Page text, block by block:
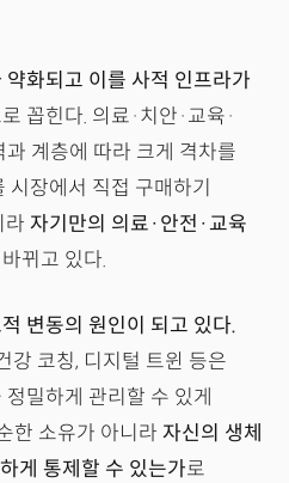
화되고 이를 사적 인프라가
꼽힌다. 의료·치안·교육·
계층에 따라 크게 격차를
장에서 직접 구매하기
라 자기만의 의료·안전·교육
뀌고 있다.
변동의 원인이 되고 있다.
강 코칭, 디지털 트윈 등은
밀하게 관리할 수 있게
한 소유가 아니라 자신의 생체
게 통제할 수 있는가로